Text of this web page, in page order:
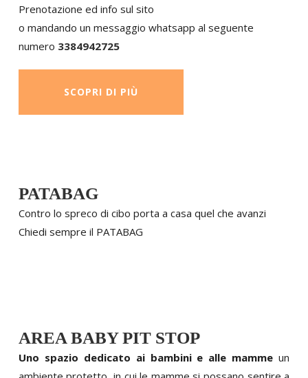
Prenotazione ed info sul sito
o mandando un messaggio whatsapp al seguente
numero 3384942725
SCOPRI DI PIÙ
PATABAG
Contro lo spreco di cibo porta a casa quel che avanzi
Chiedi sempre il PATABAG
AREA BABY PIT STOP
Uno spazio dedicato ai bambini e alle mammeun